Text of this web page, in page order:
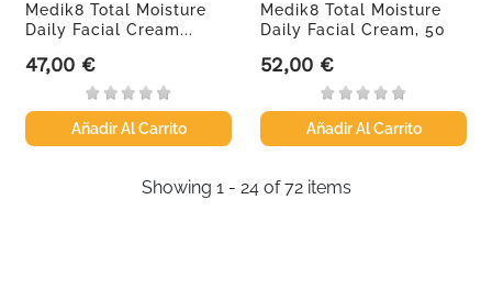
Medik8 Total Moisture
Daily Facial Cream...
Precio
47,00 €
Añadir Al Carrito
Medik8 Total Moisture
Daily Facial Cream, 50
Precio
52,00 €
Añadir Al Carrito
Showing 1 - 24 of 72 items